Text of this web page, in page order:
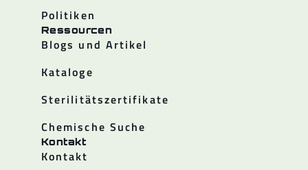
Politiken
Ressourcen
Blogs und Artikel
Kataloge
Sterilitätszertifikate
Chemische Suche
Kontakt
Kontakt